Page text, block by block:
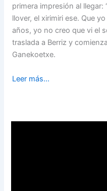
primera impresión al
llover, el xirimiri ese. Que
años, yo no creo que vi el
traslada a Berriz y
Ganekoetxe.
Leer más...